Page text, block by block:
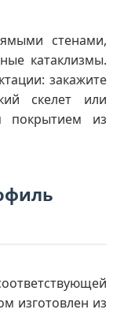
стенами,
катаклизмы.
закажите
скелет или
покрытием из
изготовлен из